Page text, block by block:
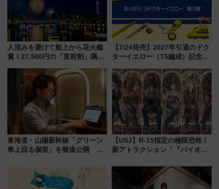
人混みを避けて船上から花火鑑
賞！27,500円の「直前割」隅田
メも持ち込みOK
【7/24発売】2027年引退のドク
ターイエロー（T5編成）記念グ
送の目覚まし時計など通販・販
売店舗まとめ
東海道・山陽新幹線「グリーン
車上回る個室」を報道公開 プ
【USJ】R-15指定の極限恐怖！
新アトラクション「『バイオハ
ブ」今秋登場 ―予測不能の恐
怖に泣き叫べ―